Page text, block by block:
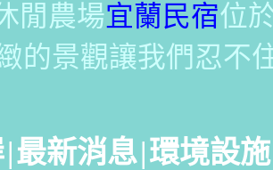
閒農場宜蘭民宿位
的景觀讓我們忍不
|最新消息|環境設施